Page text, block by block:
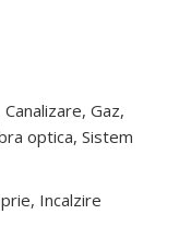
Gaz,
optica, Sistem
Incalzire